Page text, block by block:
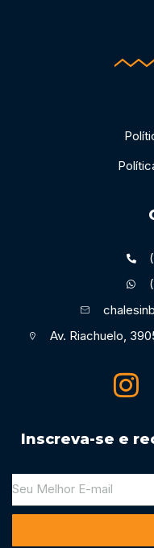
Av. Riachuelo,
Inscreva-se e